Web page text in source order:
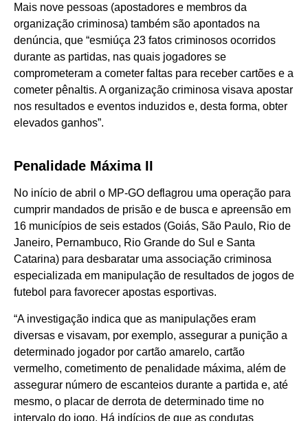
Mais nove pessoas (apostadores e membros da
organização criminosa) também são apontados na
denúncia, que “esmiúça 23 fatos criminosos ocorridos
durante as partidas, nas quais jogadores se
comprometeram a cometer faltas para receber cartões e a
cometer pênaltis. A organização criminosa visava apostar
nos resultados e eventos induzidos e, desta forma, obter
elevados ganhos”.
Penalidade Máxima II
No início de abril o MP-GO deflagrou uma operação para
cumprir mandados de prisão e de busca e apreensão em
16 municípios de seis estados (Goiás, São Paulo, Rio de
Janeiro, Pernambuco, Rio Grande do Sul e Santa
Catarina) para desbaratar uma associação criminosa
especializada em manipulação de resultados de jogos de
futebol para favorecer apostas esportivas.
“A investigação indica que as manipulações eram
diversas e visavam, por exemplo, assegurar a punição a
determinado jogador por cartão amarelo, cartão
vermelho, cometimento de penalidade máxima, além de
assegurar número de escanteios durante a partida e, até
mesmo, o placar de derrota de determinado time no
intervalo do jogo. Há indícios de que as condutas